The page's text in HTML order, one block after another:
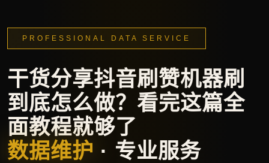
PROFESSIONAL DATA SERVICE
干货分享抖音刷赞机器刷
到底怎么做？看完这篇全
面教程就够了
数据维护 · 专业服务